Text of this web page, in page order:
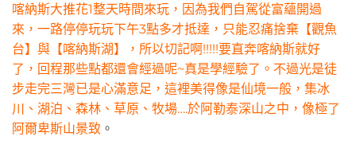
喀納斯大推花1整天時間來玩，因為我們自駕從富蘊開過
來，一路停停玩玩下午3點多才抵達，只能忍痛捨棄【觀魚
台】與【喀納斯湖】，所以切記啊!!!!!要直奔喀納斯就好
了，回程那些點都還會經過呢~真是學經驗了。不過光是徒
步走完三灣已是心滿意足，這裡美得像是仙境一般，集冰
川、湖泊、森林、草原、牧場….於阿勒泰深山之中，像極了
阿爾卑斯山景致 。